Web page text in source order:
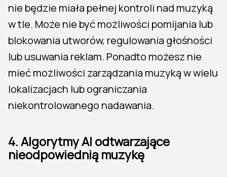
nie będzie miała pełnej kontroli nad muzyką
w tle. Może nie być możliwości pomijania lub
blokowania utworów, regulowania głośności
lub usuwania reklam. Ponadto możesz nie
mieć możliwości zarządzania muzyką w wielu
lokalizacjach lub ograniczania
niekontrolowanego nadawania.
4. Algorytmy AI odtwarzające
nieodpowiednią muzykę